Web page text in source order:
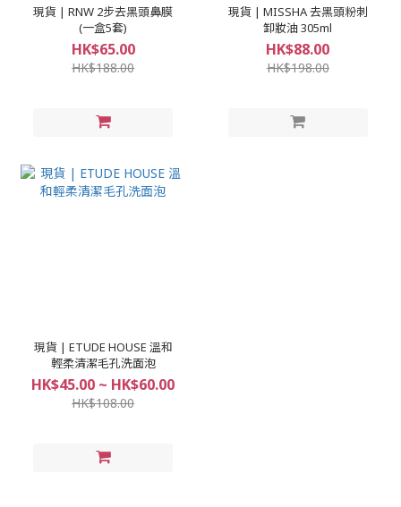
現貨 | RNW 2步去黑頭鼻膜
(一盒5套)
HK$65.00
HK$188.00
現貨 | MISSHA 去黑頭粉刺
卸妝油 305ml
HK$88.00
HK$198.00
現貨 | ETUDE HOUSE 溫和
輕柔清潔毛孔洗面泡
HK$45.00 ~ HK$60.00
HK$108.00